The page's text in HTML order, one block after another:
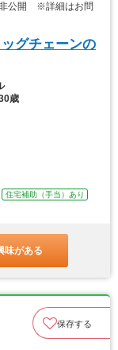
非公開 ※詳細はお問
グチェーンの
歳
住宅補助（手当）あり
味がある
保存する